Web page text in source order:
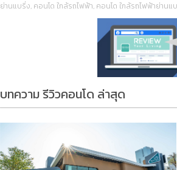
ย่านแบริ่ง, คอนโด ใกล้รถไฟฟ้า, คอนโด ใกล้รถไฟฟ้าย่านแ
บทความ รีวิวคอนโด ล่าสุด